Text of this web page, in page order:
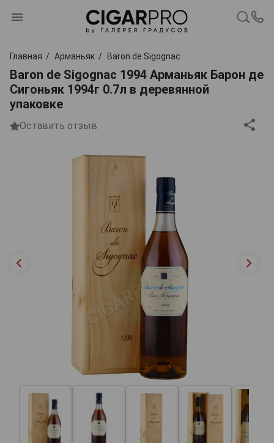
Главная Арманьяк Baron de Sigognac
Baron de Sigognac 1994 Арманьяк Барон де
Сигоньяк 1994г 0.7л в деревянной
упаковке
Оставить отзыв